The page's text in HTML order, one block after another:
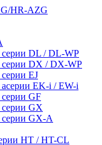
HR-AZG
серии DL / DL-WP
серии DX / DX-WP
EJ
EK-i / EW-i
GF
GX
GX-A
HT / HT-CL